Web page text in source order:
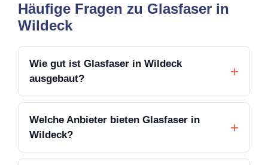
Häufige Fragen zu Glasfaser in
Wildeck
Wie gut ist Glasfaser in Wildeck
ausgebaut?
Welche Anbieter bieten Glasfaser in
Wildeck?